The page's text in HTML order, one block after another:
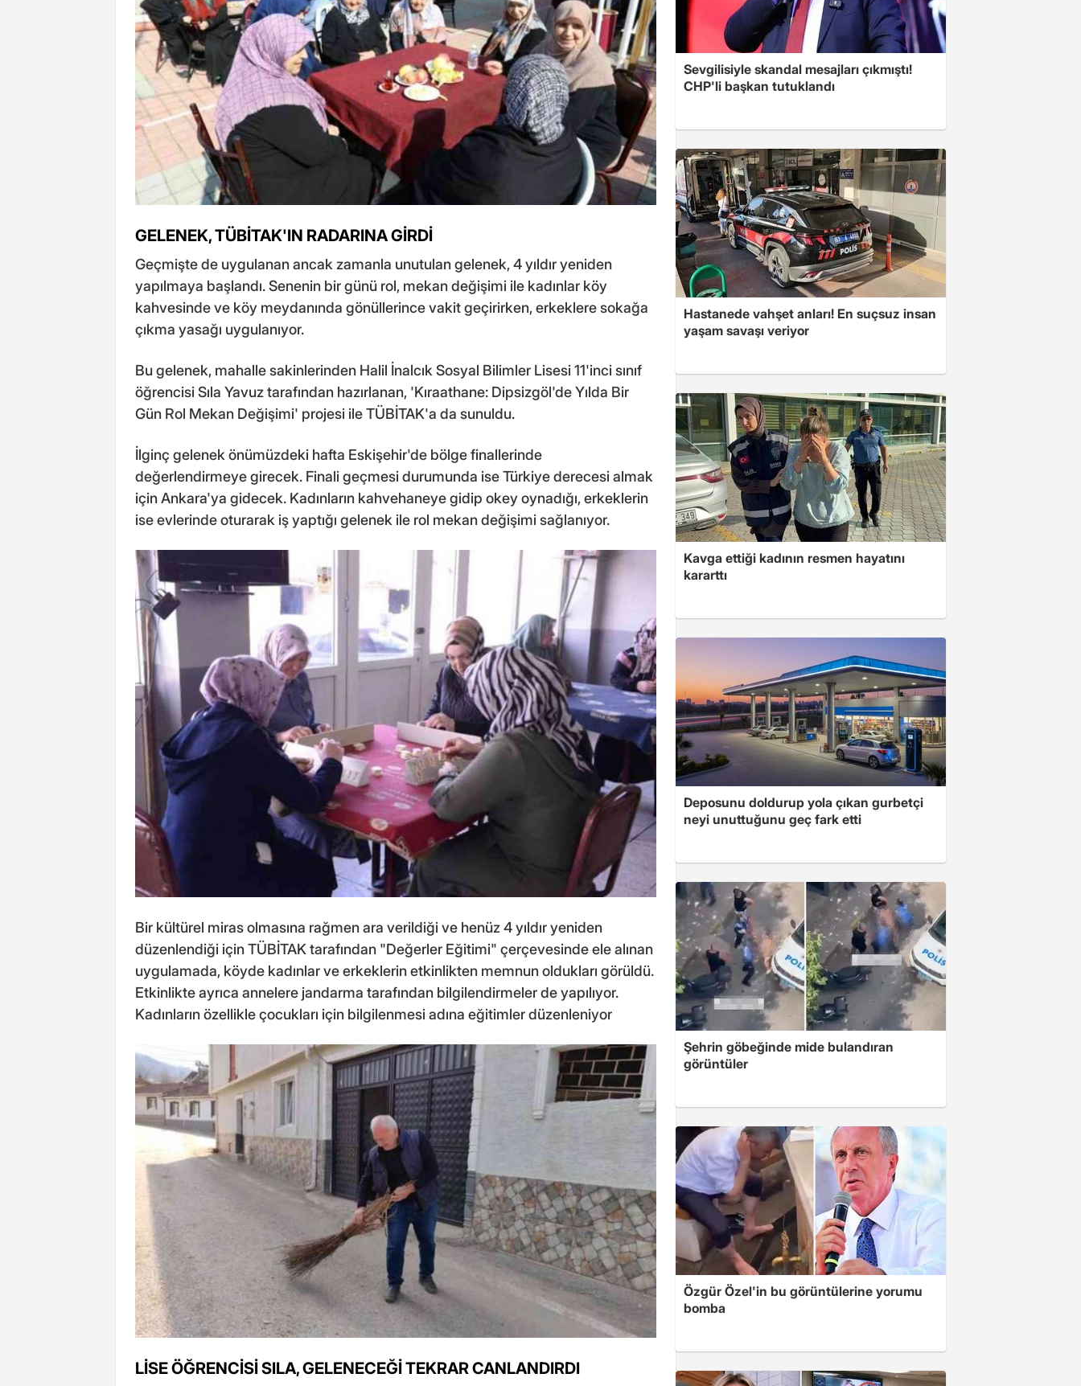
GELENEK, TÜBİTAK'IN RADARINA GİRDİ
Geçmişte de uygulanan ancak zamanla unutulan gelenek, 4 yıldır yeniden
yapılmaya başlandı. Senenin bir günü rol, mekan değişimi ile kadınlar köy
kahvesinde ve köy meydanında gönüllerince vakit geçirirken, erkeklere sokağa
çıkma yasağı uygulanıyor.
Bu gelenek, mahalle sakinlerinden Halil İnalcık Sosyal Bilimler Lisesi 11'inci sınıf
öğrencisi Sıla Yavuz tarafından hazırlanan, 'Kıraathane: Dipsizgöl'de Yılda Bir
Gün Rol Mekan Değişimi' projesi ile TÜBİTAK'a da sunuldu.
İlginç gelenek önümüzdeki hafta Eskişehir'de bölge finallerinde
değerlendirmeye girecek. Finali geçmesi durumunda ise Türkiye derecesi almak
için Ankara'ya gidecek. Kadınların kahvehaneye gidip okey oynadığı, erkeklerin
ise evlerinde oturarak iş yaptığı gelenek ile rol mekan değişimi sağlanıyor.
Bir kültürel miras olmasına rağmen ara verildiği ve henüz 4 yıldır yeniden
düzenlendiği için TÜBİTAK tarafından "Değerler Eğitimi" çerçevesinde ele alınan
uygulamada, köyde kadınlar ve erkeklerin etkinlikten memnun oldukları görüldü.
Etkinlikte ayrıca annelere jandarma tarafından bilgilendirmeler de yapılıyor.
Kadınların özellikle çocukları için bilgilenmesi adına eğitimler düzenleniyor
LİSE ÖĞRENCİSİ SILA, GELENECEĞİ TEKRAR CANLANDIRDI
Sevgilisiyle skandal mesajları çıkmıştı!
CHP'li başkan tutuklandı
Hastanede vahşet anları! En suçsuz insan
yaşam savaşı veriyor
Kavga ettiği kadının resmen hayatını
kararttı
Deposunu doldurup yola çıkan gurbetçi
neyi unuttuğunu geç fark etti
Şehrin göbeğinde mide bulandıran
görüntüler
Özgür Özel'in bu görüntülerine yorumu
bomba